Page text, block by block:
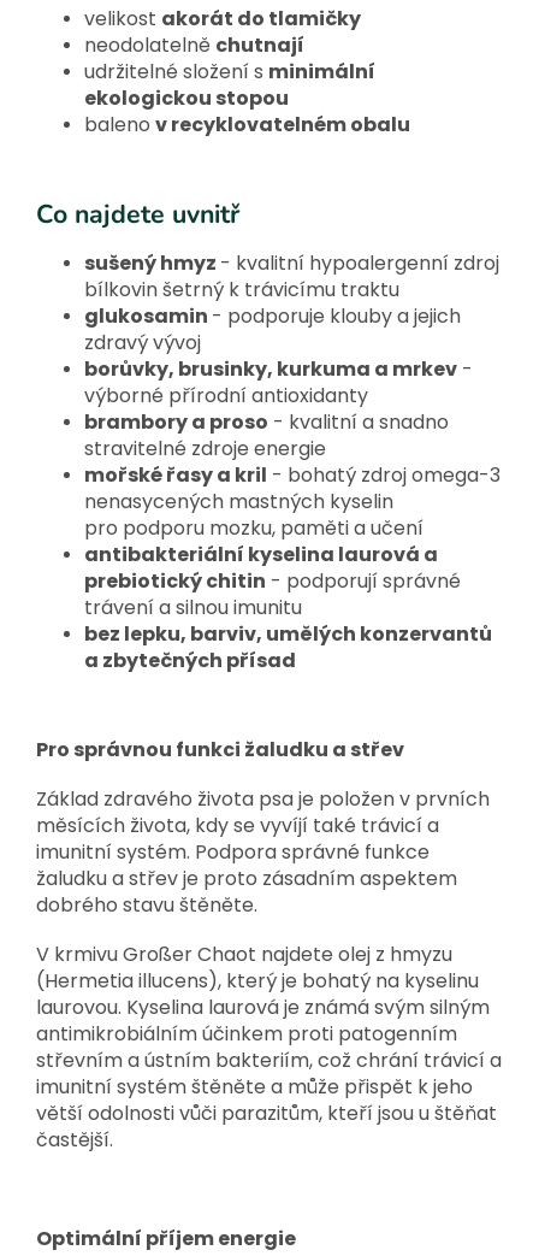
velikost akorát do tlamičky
neodolatelně chutnají
udržitelné složení s minimální
ekologickou stopou
baleno v recyklovatelném obalu
Co najdete uvnitř
sušený hmyz - kvalitní hypoalergenní zdroj
bílkovin šetrný k trávicímu traktu
glukosamin - podporuje klouby a jejich
zdravý vývoj
borůvky, brusinky, kurkuma a mrkev -
výborné přírodní antioxidanty
brambory a proso - kvalitní a snadno
stravitelné zdroje energie
mořské řasy a kril - bohatý zdroj omega-3
nenasycených mastných kyselin
pro podporu mozku, paměti a učení
antibakteriální kyselina laurová a
prebiotický chitin - podporují správné
trávení a silnou imunitu
bez lepku, barviv, umělých konzervantů
a zbytečných přísad
Pro správnou funkci žaludku a střev
Základ zdravého života psa je položen v prvních
měsících života, kdy se vyvíjí také trávicí a
imunitní systém. Podpora správné funkce
žaludku a střev je proto zásadním aspektem
dobrého stavu štěněte.
V krmivu Großer Chaot najdete olej z hmyzu
(Hermetia illucens), který je bohatý na kyselinu
laurovou. Kyselina laurová je známá svým silným
antimikrobiálním účinkem proti patogenním
střevním a ústním bakteriím, což chrání trávicí a
imunitní systém štěněte a může přispět k jeho
větší odolnosti vůči parazitům, kteří jsou u štěňat
častější.
Optimální příjem energie